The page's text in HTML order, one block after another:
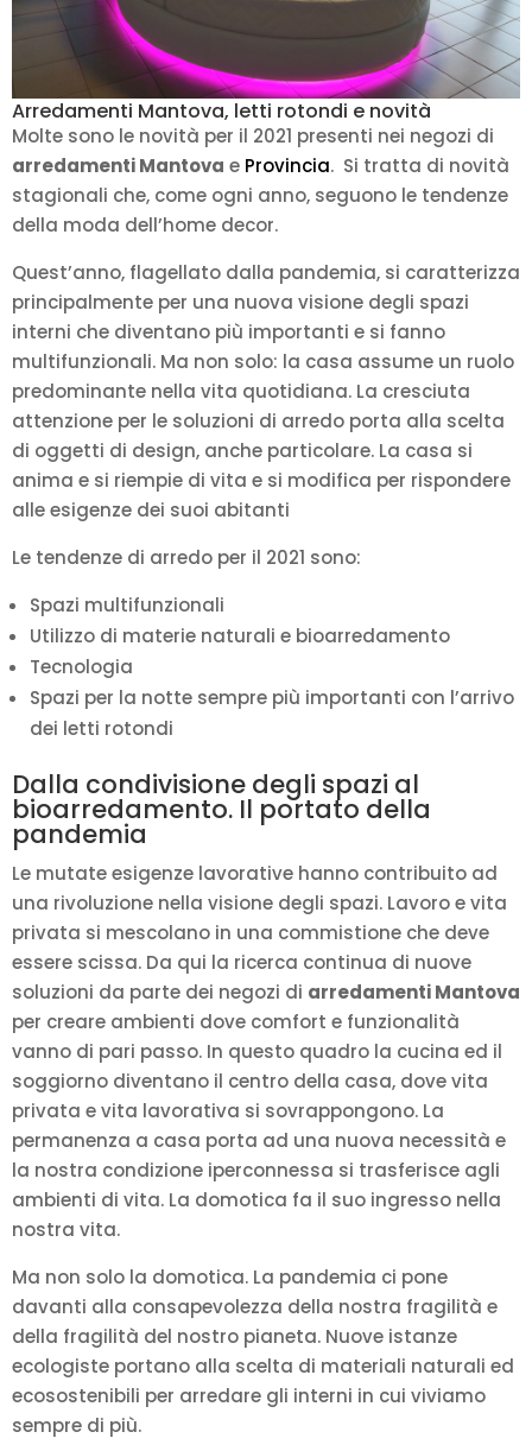
Arredamenti Mantova, letti rotondi e novità
Molte sono le novità per il 2021 presenti nei negozi di
arredamenti Mantova e Provincia. Si tratta di novità
stagionali che, come ogni anno, seguono le tendenze
della moda dell’home decor.
Quest’anno, flagellato dalla pandemia, si caratterizza
principalmente per una nuova visione degli spazi
interni che diventano più importanti e si fanno
multifunzionali. Ma non solo: la casa assume un ruolo
predominante nella vita quotidiana. La cresciuta
attenzione per le soluzioni di arredo porta alla scelta
di oggetti di design, anche particolare. La casa si
anima e si riempie di vita e si modifica per rispondere
alle esigenze dei suoi abitanti
Le tendenze di arredo per il 2021 sono:
Spazi multifunzionali
Utilizzo di materie naturali e bioarredamento
Tecnologia
Spazi per la notte sempre più importanti con l’arrivo
dei letti rotondi
Dalla condivisione degli spazi al
bioarredamento. Il portato della
pandemia
Le mutate esigenze lavorative hanno contribuito ad
una rivoluzione nella visione degli spazi. Lavoro e vita
privata si mescolano in una commistione che deve
essere scissa. Da qui la ricerca continua di nuove
soluzioni da parte dei negozi di arredamenti Mantova
per creare ambienti dove comfort e funzionalità
vanno di pari passo. In questo quadro la cucina ed il
soggiorno diventano il centro della casa, dove vita
privata e vita lavorativa si sovrappongono. La
permanenza a casa porta ad una nuova necessità e
la nostra condizione iperconnessa si trasferisce agli
ambienti di vita. La domotica fa il suo ingresso nella
nostra vita.
Ma non solo la domotica. La pandemia ci pone
davanti alla consapevolezza della nostra fragilità e
della fragilità del nostro pianeta. Nuove istanze
ecologiste portano alla scelta di materiali naturali ed
ecosostenibili per arredare gli interni in cui viviamo
sempre di più.